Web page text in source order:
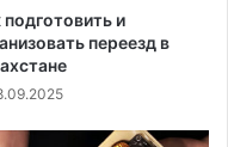
подготовить и
переезд в